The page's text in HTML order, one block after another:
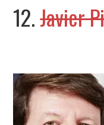
12.Javier